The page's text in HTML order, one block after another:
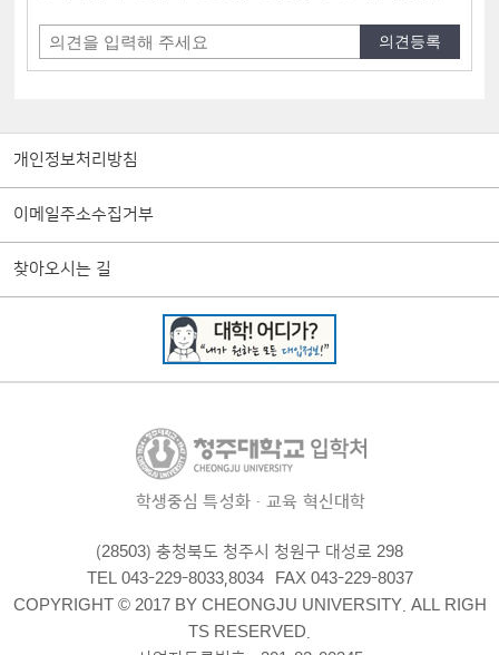
개인정보처리방침
이메일주소수집거부
찾아오시는 길
학생중심 특성화·교육 혁신대학
(28503) 충청북도 청주시 청원구 대성로 298
TEL 043-229-8033,8034
FAX 043-229-8037
COPYRIGHT © 2017 BY CHEONGJU UNIVERSITY. ALL RIGH
TS RESERVED.